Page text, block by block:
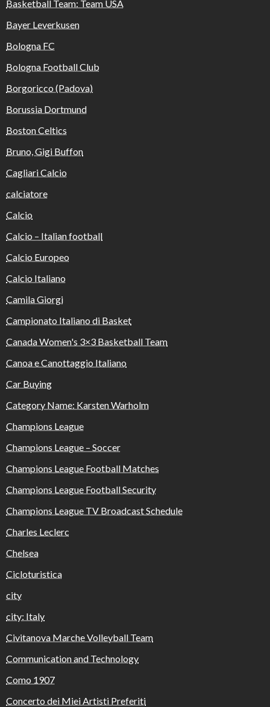
Basketball Team: Team USA
Bayer Leverkusen
Bologna FC
Bologna Football Club
Borgoricco (Padova)
Borussia Dortmund
Boston Celtics
Bruno, Gigi Buffon
Cagliari Calcio
calciatore
Calcio
Calcio – Italian football
Calcio Europeo
Calcio Italiano
Camila Giorgi
Campionato Italiano di Basket
Canada Women's 3×3 Basketball Team
Canoa e Canottaggio Italiano
Car Buying
Category Name: Karsten Warholm
Champions League
Champions League – Soccer
Champions League Football Matches
Champions League Football Security
Champions League TV Broadcast Schedule
Charles Leclerc
Chelsea
Cicloturistica
city
city: Italy
Civitanova Marche Volleyball Team
Communication and Technology
Como 1907
Concerto dei Miei Artisti Preferiti